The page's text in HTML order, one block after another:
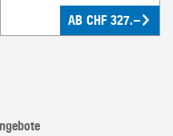
AB CHF 327.–